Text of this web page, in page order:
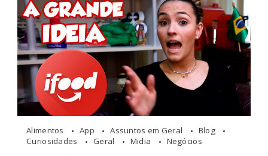
Alimentos App Assuntos em Geral
Blog
Curiosidades
Geral Midia Negócios